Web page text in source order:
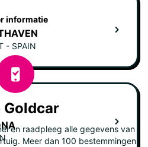
- SPAIN
informatie
Goldcar
en raadpleeg alle gegevens van
Meer dan 100 bestemmingen